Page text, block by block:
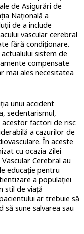
de Asigurări de
Națională a
de a include
vascular cerebral
fără condiționare.
sistem de
compensate
mai ales necesitatea
unui accident
sedentarismul,
acestor factori de risc
a cazurilor de
În aceste
cu ocazia Zilei
Cerebral au
educație pentru
a populației
stil de viață
ar trebuie să
să sune salvarea sau